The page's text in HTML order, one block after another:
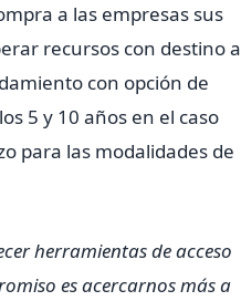
a las empresas sus
recursos con destino a
con opción de
5 y 10 años en el caso
para las modalidades de
herramientas de acceso
es acercarnos más a